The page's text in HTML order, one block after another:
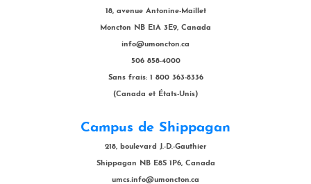
18, avenue Antonine-Maillet
Moncton NB E1A 3E9, Canada
info@umoncton.ca
506 858-4000
Sans frais: 1 800 363-8336
(Canada et États-Unis)
Campus de Shippagan
218, boulevard J.-D.-Gauthier
Shippagan NB E8S 1P6, Canada
umcs.info@umoncton.ca